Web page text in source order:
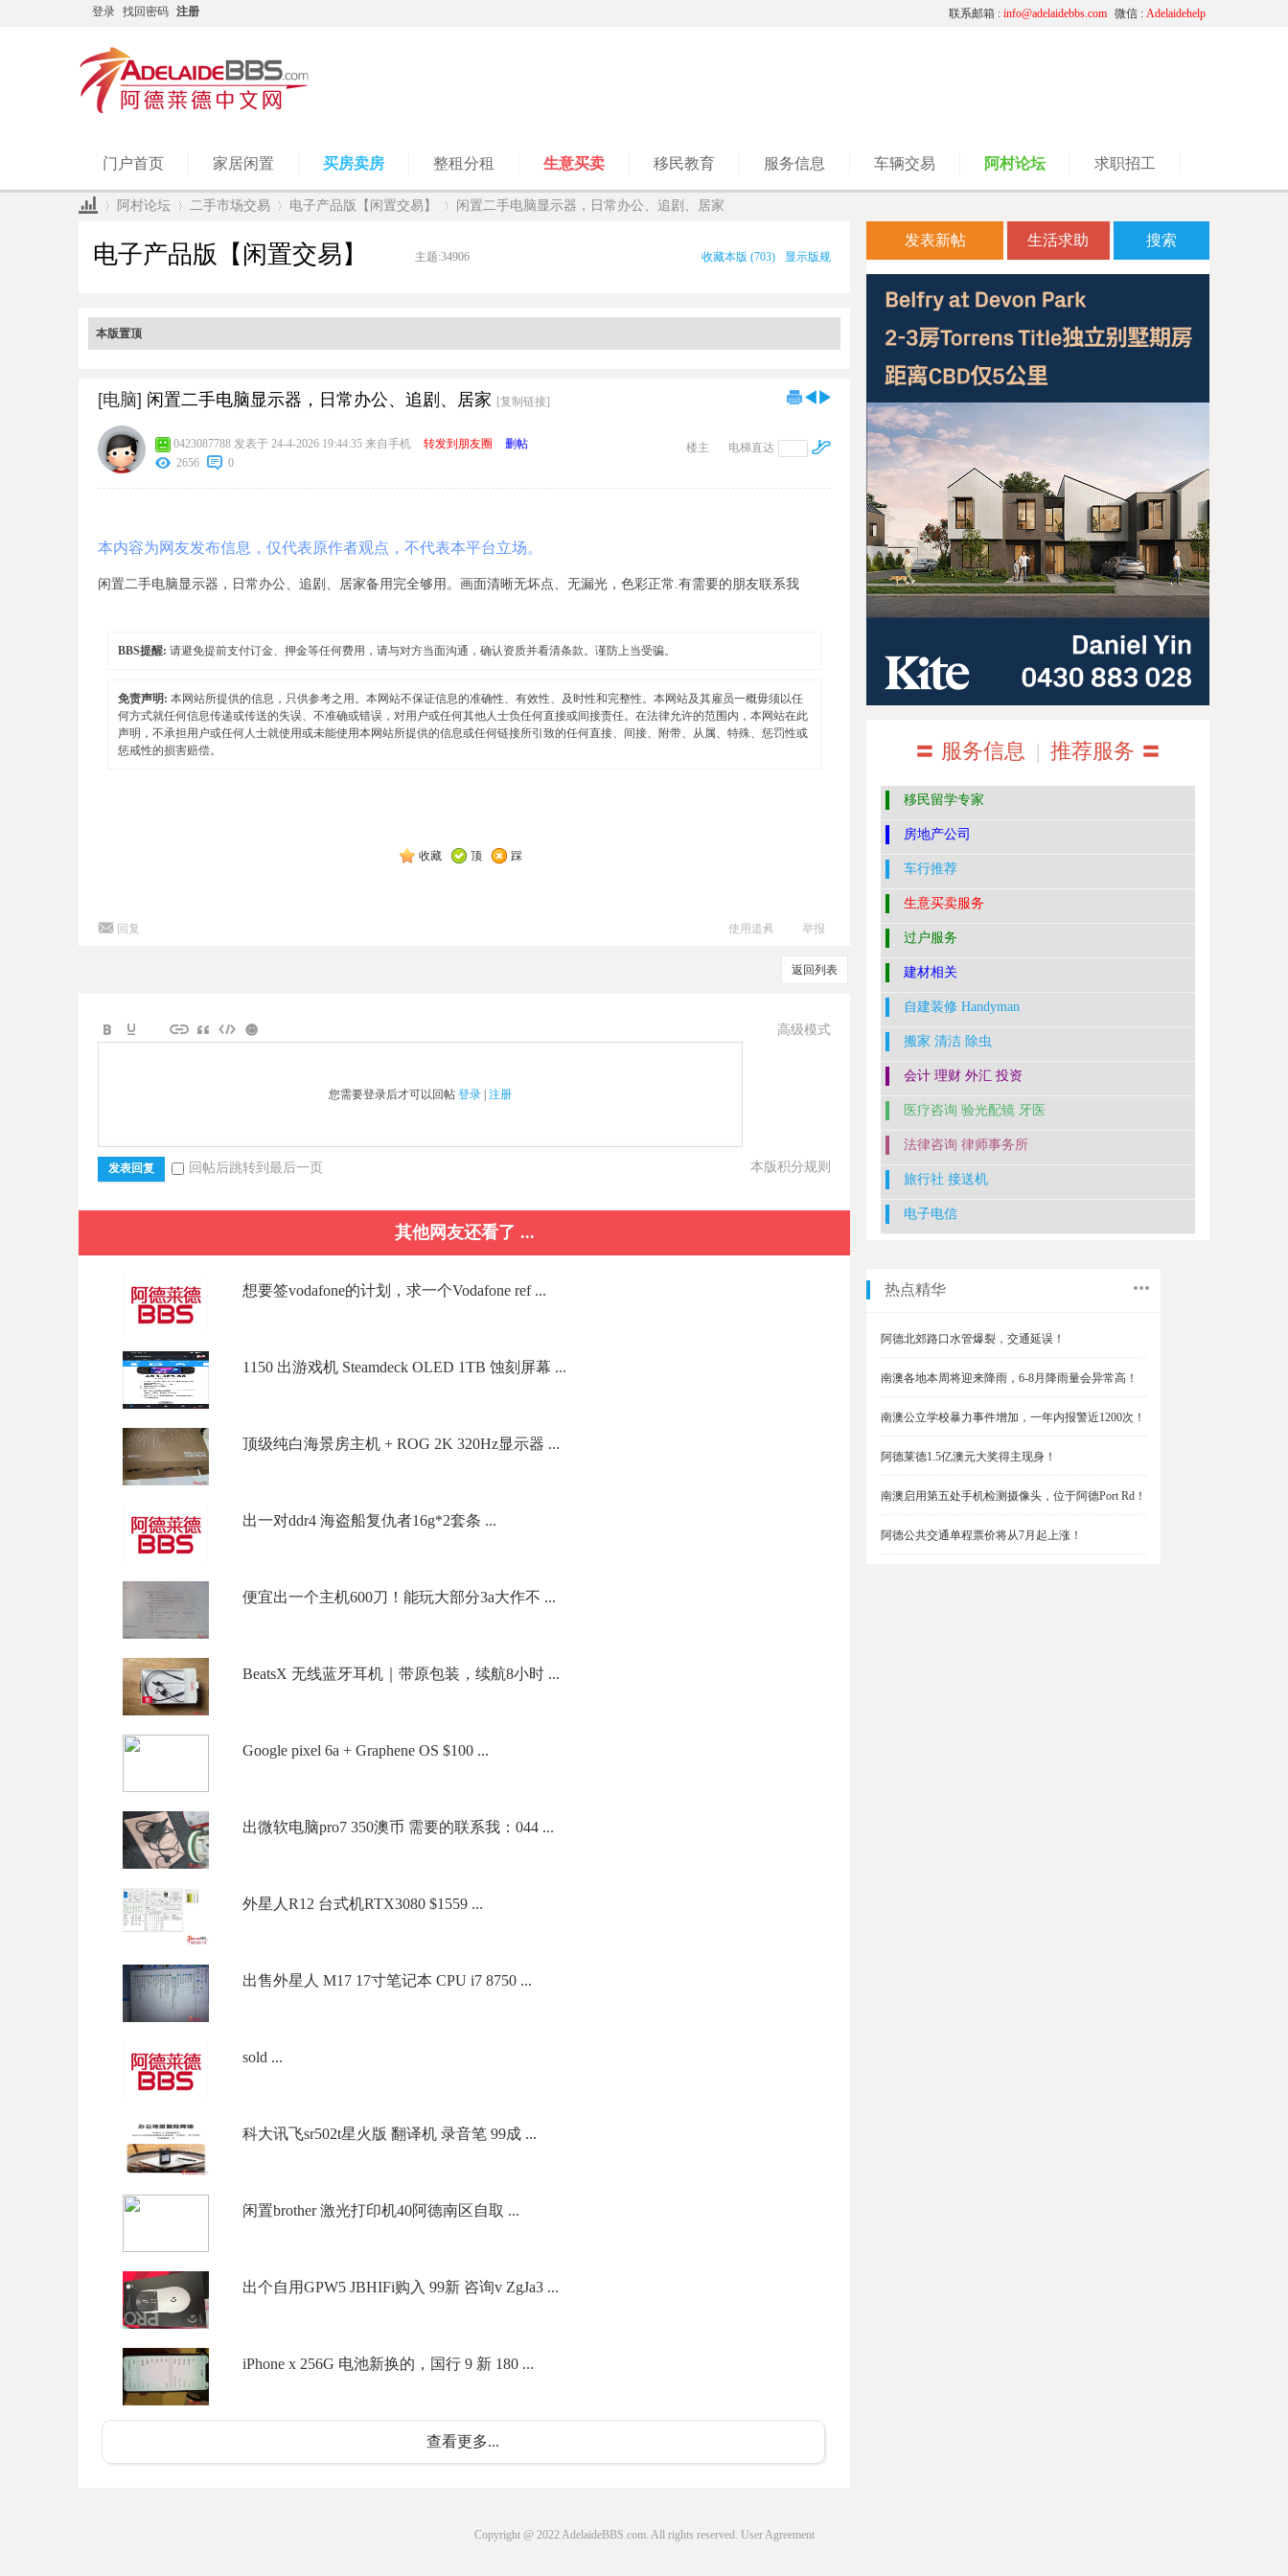
登录 找回密码 注册 微信 : Adelaidehelp
联系邮箱 : info@adelaidebbs.com
门户首页 家居闲置 买房卖房 整租分租 生意买卖 移民教育 服务信息 车辆交易 阿村论坛 求职招工
阿村论坛 二手市场交易 电子产品版【闲置交易】 闲置二手电脑显示器，日常办公、追剧、居家
电子产品版【闲置交易】 主题:34906 显示版规
收藏本版 (703)
本版置顶
[电脑] 闲置二手电脑显示器，日常办公、追剧、居家 [复制链接]
电梯直达
楼主
0423087788 发表于 24-4-2026 19:44:35 来自手机 转发到朋友圈
删帖
2656
0
本内容为网友发布信息，仅代表原作者观点，不代表本平台立场。
闲置二手电脑显示器，日常办公、追剧、居家备用完全够用。画面清晰无坏点、无漏光，色彩正常.有需要的朋友联系我
BBS提醒: 请避免提前支付订金、押金等任何费用，请与对方当面沟通，确认资质并看清条款。谨防上当受骗。
免责声明: 本网站所提供的信息，只供参考之用。本网站不保证信息的准确性、有效性、及时性和完整性。本网站及其雇员一概毋须以任
何方式就任何信息传递或传送的失误、不准确或错误，对用户或任何其他人士负任何直接或间接责任。在法律允许的范围内，本网站在此
声明，不承担用户或任何人士就使用或未能使用本网站所提供的信息或任何链接所引致的任何直接、间接、附带、从属、特殊、惩罚性或
惩戒性的损害赔偿。
收藏 顶 踩
回复 使用道具 举报
返回列表
高级模式
您需要登录后才可以回帖 登录 | 注册
本版积分规则
发表回复 回帖后跳转到最后一页
其他网友还看了 ...
想要签vodafone的计划，求一个Vodafone ref ...
1150 出游戏机 Steamdeck OLED 1TB 蚀刻屏幕 ...
顶级纯白海景房主机 + ROG 2K 320Hz显示器 ...
出一对ddr4 海盗船复仇者16g*2套条 ...
便宜出一个主机600刀！能玩大部分3a大作不 ...
BeatsX 无线蓝牙耳机｜带原包装，续航8小时 ...
Google pixel 6a + Graphene OS $100 ...
出微软电脑pro7 350澳币 需要的联系我：044 ...
外星人R12 台式机RTX3080 $1559 ...
出售外星人 M17 17寸笔记本 CPU i7 8750 ...
sold ...
科大讯飞sr502t星火版 翻译机 录音笔 99成 ...
闲置brother 激光打印机40阿德南区自取 ...
出个自用GPW5 JBHIFi购入 99新 咨询v ZgJa3 ...
iPhone x 256G 电池新换的，国行 9 新 180 ...
查看更多...
发表新帖 生活求助 搜索
〓 服务信息 | 推荐服务 〓
移民留学专家
房地产公司
车行推荐
生意买卖服务
过户服务
建材相关
自建装修 Handyman
搬家 清洁 除虫
会计 理财 外汇 投资
医疗咨询 验光配镜 牙医
法律咨询 律师事务所
旅行社 接送机
电子电信
热点精华
阿德北郊路口水管爆裂，交通延误！
南澳各地本周将迎来降雨，6-8月降雨量会异常高！
南澳公立学校暴力事件增加，一年内报警近1200次！
阿德莱德1.5亿澳元大奖得主现身！
南澳启用第五处手机检测摄像头，位于阿德Port Rd！
阿德公共交通单程票价将从7月起上涨！
Copyright @ 2022 AdelaideBBS.com. All rights reserved. User Agreement